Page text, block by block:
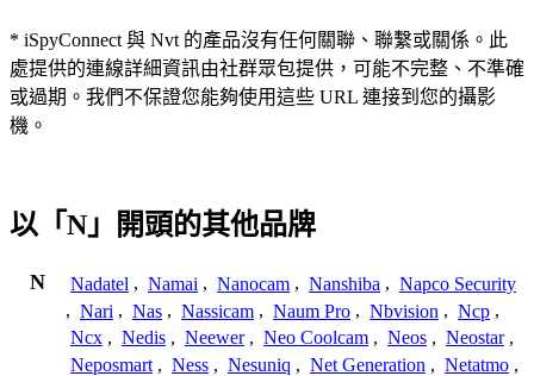
* iSpyConnect 與 Nvt 的產品沒有任何關聯、聯繫或關係。此
處提供的連線詳細資訊由社群眾包提供，可能不完整、不準確
或過期。我們不保證您能夠使用這些 URL 連接到您的攝影
機。
以「N」開頭的其他品牌
N Nadatel , Namai , Nanocam , Nanshiba , Napco Security
, Nari , Nas , Nassicam , Naum Pro , Nbvision , Ncp ,
Ncx , Nedis , Neewer , Neo Coolcam , Neos , Neostar ,
Neposmart , Ness , Nesuniq , Net Generation , Netatmo ,